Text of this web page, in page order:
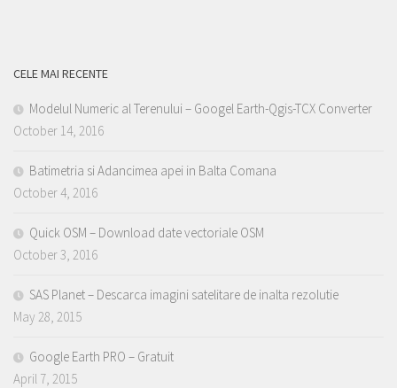
CELE MAI RECENTE
Modelul Numeric al Terenului – Googel Earth-Qgis-TCX Converter
October 14, 2016
Batimetria si Adancimea apei in Balta Comana
October 4, 2016
Quick OSM – Download date vectoriale OSM
October 3, 2016
SAS Planet – Descarca imagini satelitare de inalta rezolutie
May 28, 2015
Google Earth PRO – Gratuit
April 7, 2015